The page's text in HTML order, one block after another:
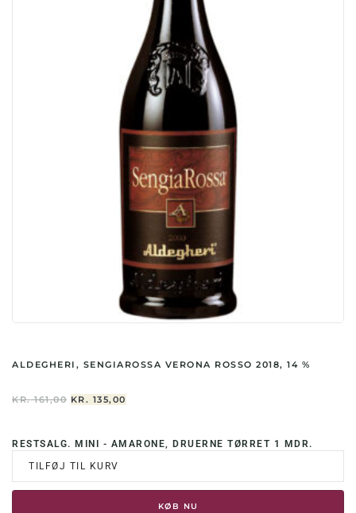
ALDEGHERI, SENGIAROSSA VERONA ROSSO 2018, 14 %
KR.161,00 DEN
KR. 161,00.
KR. 135,00
KR. 135,00.
RESTSALG. MINI - AMARONE, DRUERNE TØRRET 1 MDR.
TILFØJ TIL KURV
KØB NU